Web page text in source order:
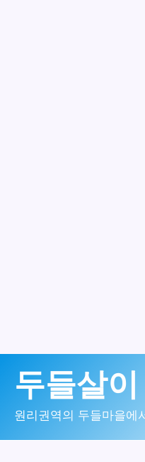
로
두들살이
원리권역의 두들마을에